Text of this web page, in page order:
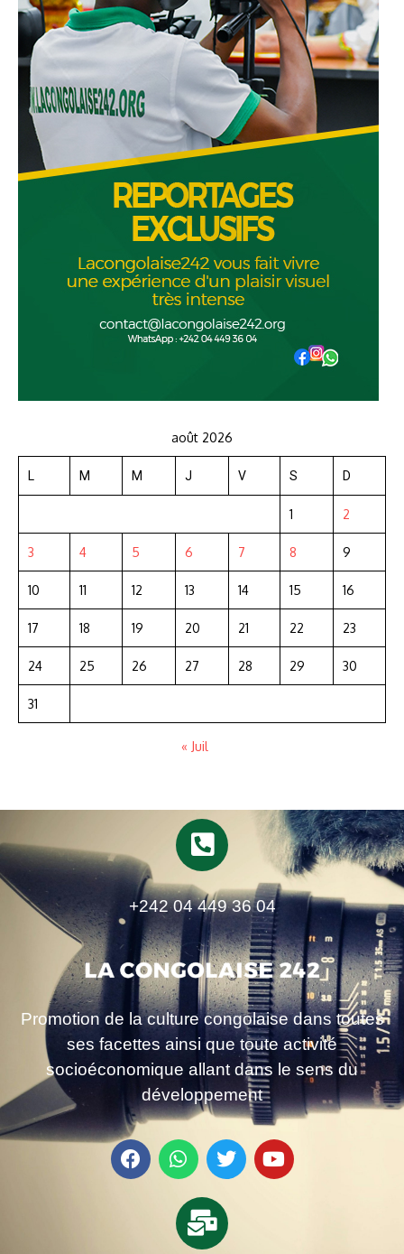
août 2026
L M M J V S D
1 2
3 4 5 6 7 8 9
10 11 12 13 14 15 16
17 18 19 20 21 22 23
24 25 26 27 28 29 30
31
« Juil
+242 04 449 36 04
Promotion de la culture congolaise dans toutes
ses facettes ainsi que toute activité
socioéconomique allant dans le sens du
développement